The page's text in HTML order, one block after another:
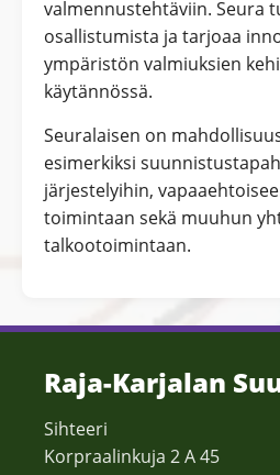
valmennustehtäviin. Seura
osallistumista ja tarjoaa
ympäristön valmiuksien
käytännössä.
Seuralaisen on
esimerkiksi
järjestelyihin,
toimintaan sekä muuhun
talkootoimintaan.
Raja-Karjalan
Sihteeri
Korpraalinkuja 2 A 45